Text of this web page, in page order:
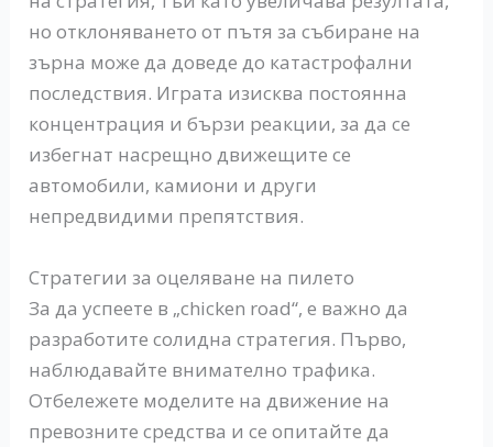
но отклоняването от пътя за събиране на
зърна може да доведе до катастрофални
последствия. Играта изисква постоянна
концентрация и бързи реакции, за да се
избегнат насрещно движещите се
автомобили, камиони и други
непредвидими препятствия.
Стратегии за оцеляване на пилето
За да успеете в „chicken road“, е важно да
разработите солидна стратегия. Първо,
наблюдавайте внимателно трафика.
Отбележете моделите на движение на
превозните средства и се опитайте да